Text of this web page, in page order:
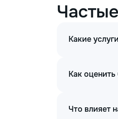
Какие
Как
Что влияет